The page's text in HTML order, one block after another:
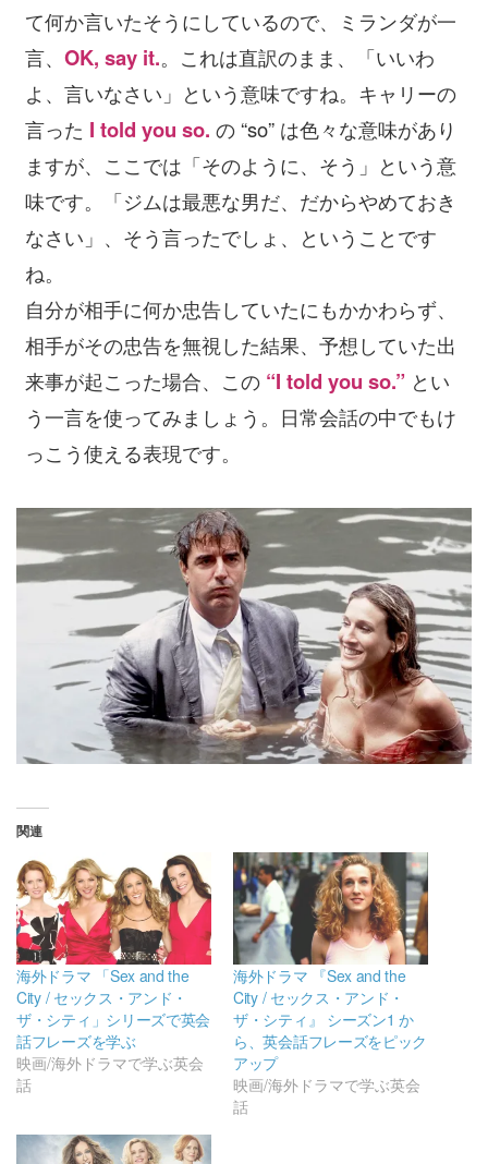
て何か言いたそうにしているので、ミランダが一
言、OK, say it.。これは直訳のまま、「いいわ
よ、言いなさい」という意味ですね。キャリーの
言った I told you so.の “so” は色々な意味があり
ますが、ここでは「そのように、そう」という意
味です。「ジムは最悪な男だ、だからやめておき
なさい」、そう言ったでしょ、ということです
ね。
自分が相手に何か忠告していたにもかかわらず、
相手がその忠告を無視した結果、予想していた出
来事が起こった場合、この “I told you so.” とい
う一言を使ってみましょう。日常会話の中でもけ
っこう使える表現です。
関連
海外ドラマ 「Sex and the
City / セックス・アンド・
ザ・シティ」シリーズで英会
話フレーズを学ぶ
映画/海外ドラマで学ぶ英会
話
海外ドラマ 『Sex and the
City / セックス・アンド・
ザ・シティ』 シーズン1 か
ら、英会話フレーズをピック
アップ
映画/海外ドラマで学ぶ英会
話